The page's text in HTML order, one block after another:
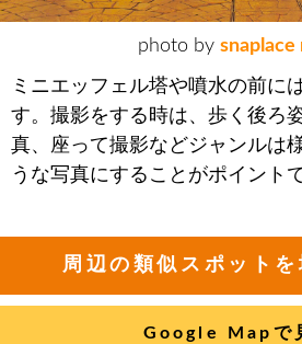
photo by snaplace
ミニエッフェル塔や噴水の前に
す。撮影をする時は、歩く後ろ
真、座って撮影などジャンルは
うな写真にすることがポイントで
周辺の類似スポットを
Google Mapで